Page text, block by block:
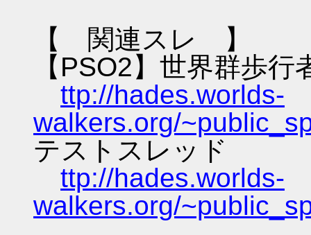
【 関連スレ 】
【PSO2】世界群歩
ttp://hades.worlds-
walkers.org/
テストスレッド
ttp://hades.worlds-
walkers.org/